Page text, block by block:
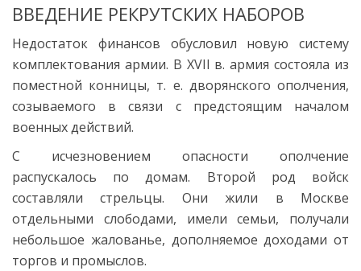
ВВЕДЕНИЕ РЕКРУТСКИХ НАБОРОВ
Недостаток финансов обусловил новую систему
комплектования армии. В XVII в. армия состояла из
поместной конницы, т. е. дворянского ополчения,
созываемого в связи с предстоящим началом
военных действий.
С исчезновением опасности ополчение
распускалось по домам. Второй род войск
составляли стрельцы. Они жили в Москве
отдельными слободами, имели семьи, получали
небольшое жалованье, дополняемое доходами от
торгов и промыслов.